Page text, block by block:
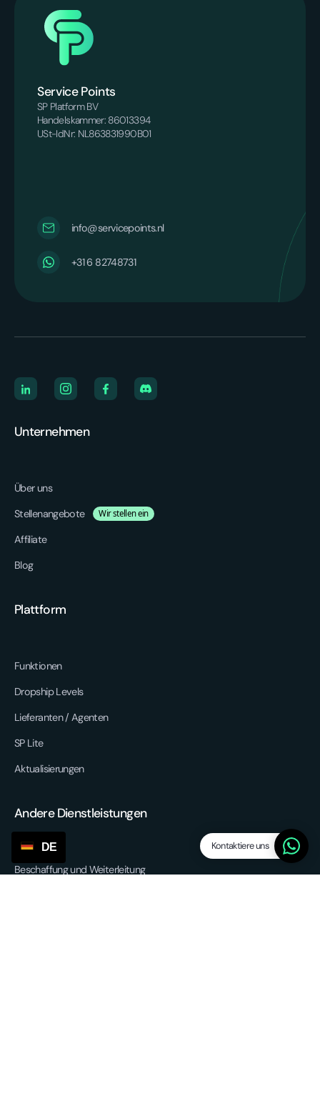
Kontaktiere uns
Service Points
SP Platform BV
Handelskammer: 86013394
USt-IdNr: NL863831990B01
info@servicepoints.nl
+31 6 82748731
Unternehmen
Über uns
Stellenangebote
Wir stellen ein
Affiliate
Blog
Plattform
Funktionen
Dropship Levels
Lieferanten / Agenten
SP Lite
Aktualisierungen
Andere Dienstleistungen
Beschaffung und Weiterleitung
DE